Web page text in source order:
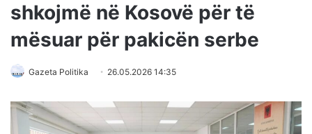
shkojmë në Kosovë për të
mësuar për pakicën serbe
Gazeta Politika 26.05.2026 14:35